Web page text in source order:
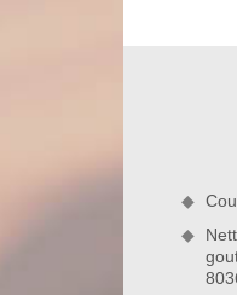
conseillé
les